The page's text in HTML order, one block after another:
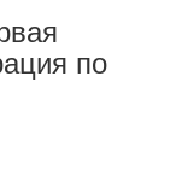
по